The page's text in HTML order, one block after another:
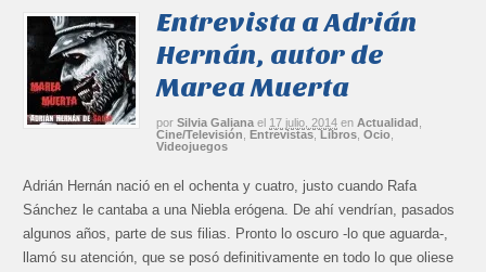
Entrevista a Adrián
Hernán, autor de
Marea Muerta
por Silvia Galiana el 17 julio, 2014 en Actualidad ,
Cine/Televisión, Entrevistas, Libros,Ocio,
Videojuegos
Adrián Hernán nació en el ochenta y cuatro, justo cuando Rafa
Sánchez le cantaba a una Niebla erógena. De ahí vendrían, pasados
algunos años, parte de sus filias. Pronto lo oscuro -lo que aguarda-,
llamó su atención, que se posó definitivamente en todo lo que oliese